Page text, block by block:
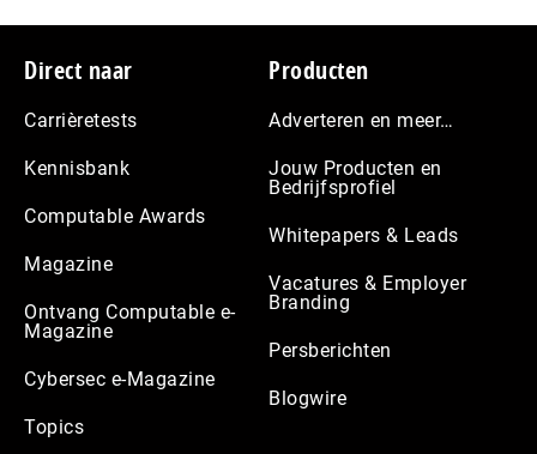
Footer
Direct naar
Carrièretests
Kennisbank
Computable Awards
Magazine
Ontvang Computable e-
Magazine
Cybersec e-Magazine
Topics
Producten
Adverteren en meer…
Jouw Producten en
Bedrijfsprofiel
Whitepapers & Leads
Vacatures & Employer
Branding
Persberichten
Blogwire